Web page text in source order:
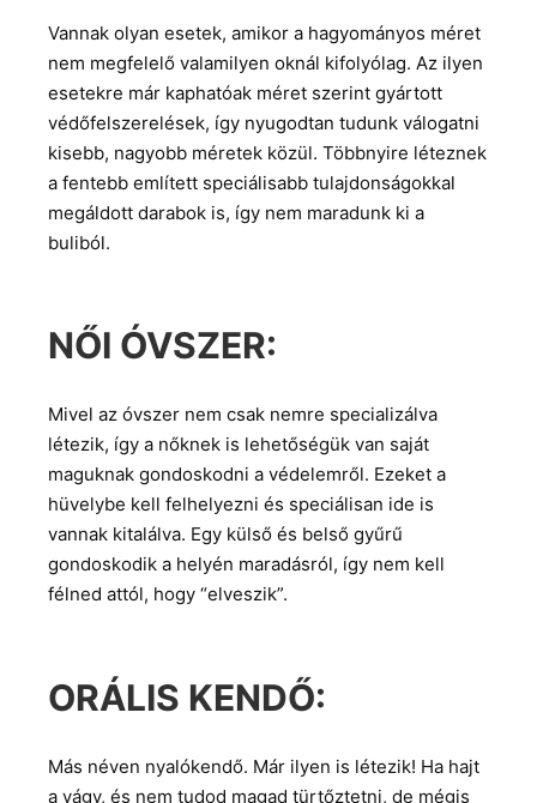
Vannak olyan esetek, amikor a hagyományos méret
nem megfelelő valamilyen oknál kifolyólag. Az ilyen
esetekre már kaphatóak méret szerint gyártott
védőfelszerelések, így nyugodtan tudunk válogatni
kisebb, nagyobb méretek közül. Többnyire léteznek
a fentebb említett speciálisabb tulajdonságokkal
megáldott darabok is, így nem maradunk ki a
buliból.
NŐI ÓVSZER:
Mivel az óvszer nem csak nemre specializálva
létezik, így a nőknek is lehetőségük van saját
maguknak gondoskodni a védelemről. Ezeket a
hüvelybe kell felhelyezni és speciálisan ide is
vannak kitalálva. Egy külső és belső gyűrű
gondoskodik a helyén maradásról, így nem kell
félned attól, hogy “elveszik”.
ORÁLIS KENDŐ:
Más néven nyalókendő. Már ilyen is létezik! Ha hajt
a vágy, és nem tudod magad türtőztetni, de mégis